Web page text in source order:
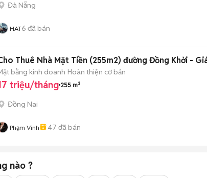
Đà Nẵng
HAT6 đã bán
Thuê Nhà Mặt Tiền (255m2) đường Đồng Khởi -
bằng kinh doanh Hoàn thiện cơ bản
triệu/tháng 255 m²
Đồng Nai
Phạm Vinh 47 đã bán
nào ?